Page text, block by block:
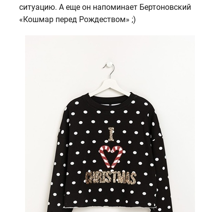
ситуацию. А еще он напоминает Бертоновский
«Кошмар перед Рождеством» ;)